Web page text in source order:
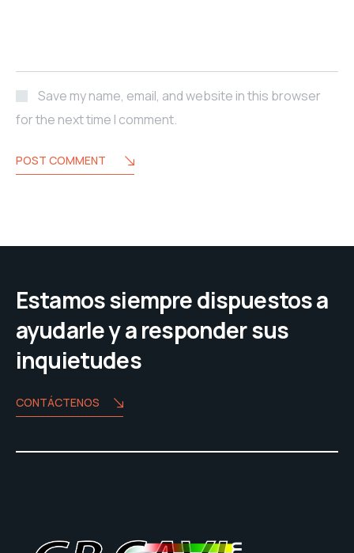
Save my name, email, and website in this browser
for the next time I comment.
POST COMMENT
Estamos siempre dispuestos a
ayudarle y a responder sus
inquietudes
CONTÁCTENOS